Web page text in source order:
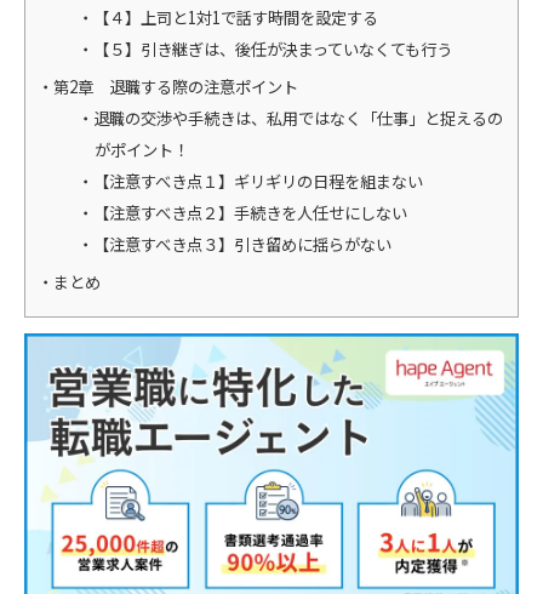
【４】上司と1対1で話す時間を設定する
【５】引き継ぎは、後任が決まっていなくても行う
第2章 退職する際の注意ポイント
退職の交渉や手続きは、私用ではなく「仕事」と捉えるの
がポイント！
【注意すべき点１】ギリギリの日程を組まない
【注意すべき点２】手続きを人任せにしない
【注意すべき点３】引き留めに揺らがない
まとめ